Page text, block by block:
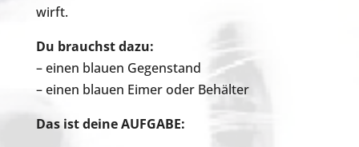
wirft.
Du brauchst dazu:
– einen blauen Gegenstand
– einen blauen Eimer oder Behälter
Das ist deine AUFGABE: